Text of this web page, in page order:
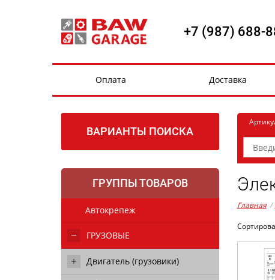
+7 (987) 688-
Оплата Доставка
ВАРИАНТЫ ПОИСКА
ГРУППЫ ТОВАРОВ
Автокрепеж
ГРУЗОВЫЕ
Двигатель (грузовики)
Главная /